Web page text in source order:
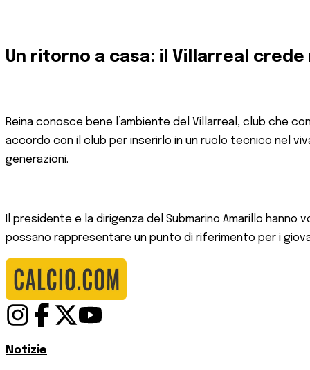
Un ritorno a casa: il Villarreal
Reina conosce bene l’ambiente del Villarreal, club che
accordo con il club per inserirlo in un ruolo tecnico nel
generazioni.
Il presidente e la dirigenza del Submarino Amarillo
possano rappresentare un punto di riferimento per i
Notizie